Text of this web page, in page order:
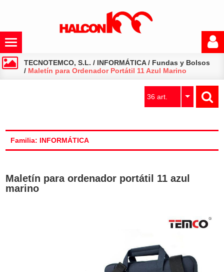
TECNOTEMCO, S.L. / INFORMÁTICA/ Fundas y Bolsos
/ Maletín para Ordenador Portátil 11 Azul Marino
36 art.
Familia: INFORMÁTICA
Maletín para ordenador portátil 11 azul
marino